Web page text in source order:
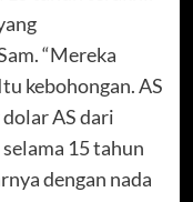
“Mereka
kebohongan. AS
AS dari
15 tahun
dengan nada